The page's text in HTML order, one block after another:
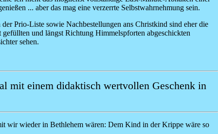
... aber das mag eine verzerrte Selbstwahrnehmung sein.
Prio-Liste sowie Nachbestellungen ans Christkind sind eher die
und längst Richtung Himmelspforten abgeschickten
sehen.
mit einem didaktisch wertvollen Geschenk in
wir wieder in Bethlehem wären: Dem Kind in der Krippe wäre so